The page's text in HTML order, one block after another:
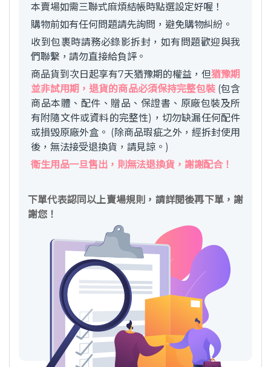
本賣場如需三聯式麻煩結帳時點選設定好喔！
購物前如有任何問題請先詢問，避免購物糾紛。
收到包裹時請務必錄影拆封，如有問題歡迎與我
們聯繫，請勿直接給負評。
商品貨到次日起享有7天猶豫期的權益，但猶豫期
並非試用期，退貨的商品必須保持完整包裝(包含
商品本體、配件、贈品、保證書、原廠包裝及所
有附隨文件或資料的完整性)，切勿缺漏任何配件
或損毀原廠外盒。 (除商品瑕疵之外，經拆封使用
後，無法接受退換貨，請見諒。)
衛生用品一旦售出，則無法退換貨，謝謝配合！
下單代表認同以上賣場規則，請詳閱後再下單，謝
謝您！